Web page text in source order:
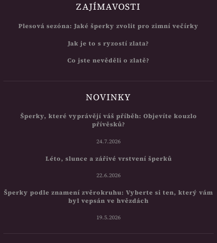
ZAJÍMAVOSTI
Plesová sezóna: Jaké šperky zvolit pro zimní večírky
Jak je to s ryzostí zlata?
Co jste nevěděli o zlatě?
NOVINKY
Šperky, které vyprávějí váš příběh: Objevíte kouzlo
přívěsků?
24.7.2026
Léto, slunce a zářivé vrstvení šperků
22.6.2026
Šperky podle znamení zvěrokruhu: Vyberte si ten, který vám
byl vepsán ve hvězdách
19.5.2026